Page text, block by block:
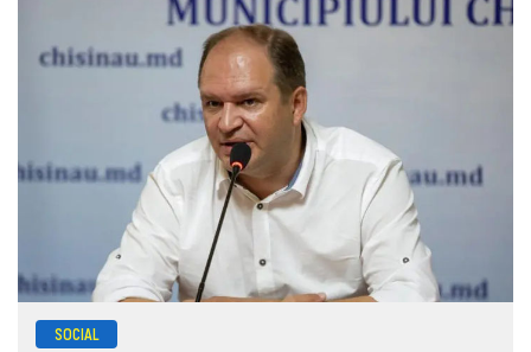
SOCIAL